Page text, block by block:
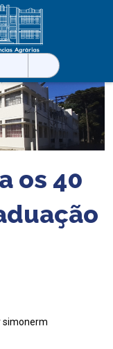
os 40
simonerm